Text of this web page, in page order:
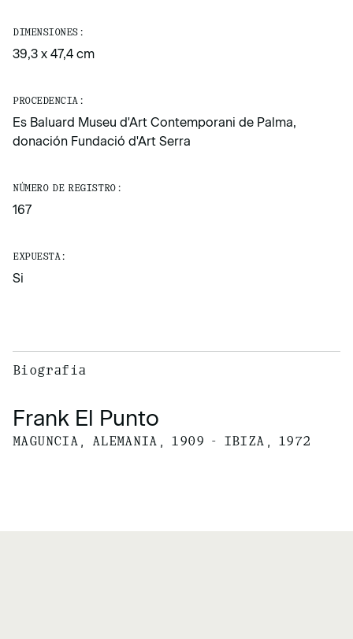
DIMENSIONES:
39,3 x 47,4 cm
PROCEDENCIA:
Es Baluard Museu d'Art Contemporani de Palma,
donación Fundació d'Art Serra
NÚMERO DE REGISTRO:
167
EXPUESTA:
Si
Biografía
Frank El Punto
MAGUNCIA, ALEMANIA, 1909 - IBIZA, 1972